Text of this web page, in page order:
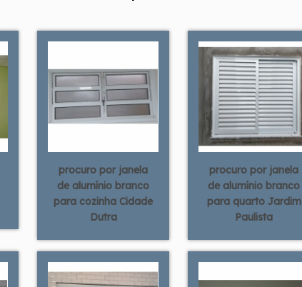
procuro por janela
de alumínio branco
para cozinha Cidade
Dutra
procuro por janela
de alumínio branco
para quarto Jardim
Paulista